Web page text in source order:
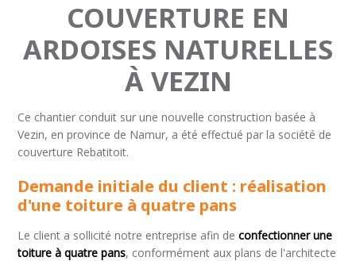
COUVERTURE EN
ARDOISES NATURELLES
À VEZIN
Ce chantier conduit sur une nouvelle construction basée à
Vezin, en province de Namur, a été effectué par la société de
couverture Rebatitoit.
Demande initiale du client : réalisation
d'une toiture à quatre pans
Le client a sollicité notre entreprise afin deconfectionner une
toiture à quatre pans, conformément aux plans de l'architecte